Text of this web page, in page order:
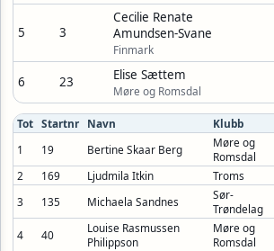
5 3
Cecilie Renate
Amundsen-Svane
Finmark
6 23 Elise Sættem
Møre og Romsdal
Tot Startnr Navn Klubb
1
19 Bertine Skaar Berg
Møre og
Romsdal
2
169 Ljudmila Itkin Troms
3
135 Michaela Sandnes
Sør-
Trøndelag
4 40
Louise Rasmussen
Philippson
Møre og
Romsdal